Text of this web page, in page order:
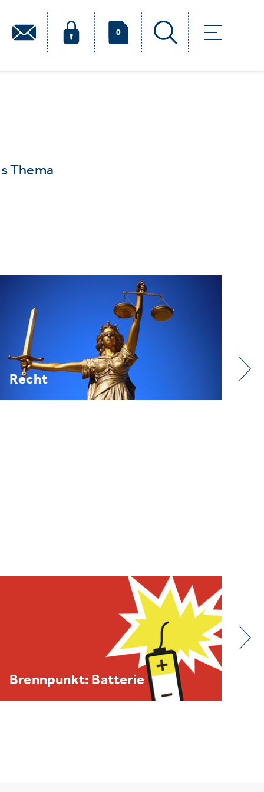
0
Thema
Verband
BDE/VOEB-Europaspiegel
Dezember 2025